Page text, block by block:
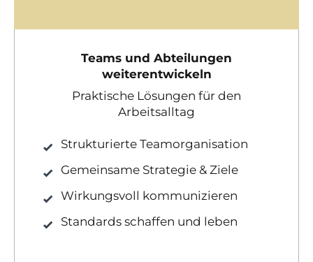
Teams und Abteilungen
weiterentwickeln
Praktische Lösungen für den
Arbeitsalltag
Strukturierte Teamorganisation
Gemeinsame Strategie & Ziele
Wirkungsvoll kommunizieren
Standards schaffen und leben